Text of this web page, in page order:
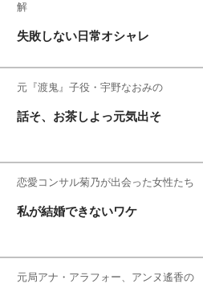
解
失敗しない日常オシャレ
元『渡鬼』子役・宇野なおみの
話そ、お茶しよっ元気出そ
恋愛コンサル菊乃が出会った女性たち
私が結婚できないワケ
元局アナ・アラフォー、アンヌ遙香の